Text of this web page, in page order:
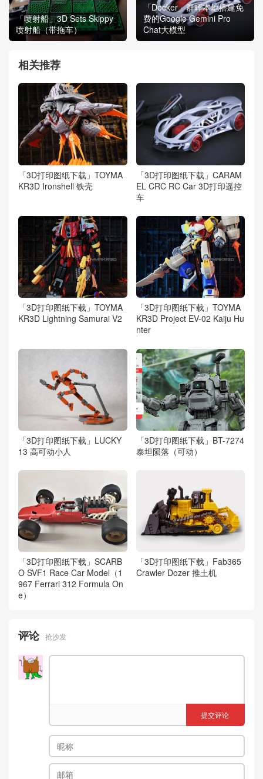
「喷射船」3D Sets Skippy
喷射船（带拖车）
「Docker」群晖本地搭建免
费的Google Gemini Pro
Chat大模型
相关推荐
「3D打印图纸下载」TOYMA
KR3D Ironshell 铁壳
「3D打印图纸下载」CARAM
EL CRC RC Car 3D打印遥控
车
「3D打印图纸下载」TOYMA
KR3D Lightning Samurai V2
「3D打印图纸下载」TOYMA
KR3D Project EV-02 Kaiju Hu
nter
「3D打印图纸下载」LUCKY
13 高可动小人
「3D打印图纸下载」BT-7274
泰坦陨落（可动）
「3D打印图纸下载」SCARB
O SVF1 Race Car Model（1
967 Ferrari 312 Formula On
e）
「3D打印图纸下载」Fab365
Crawler Dozer 推土机
评论 抢沙发
提交评论